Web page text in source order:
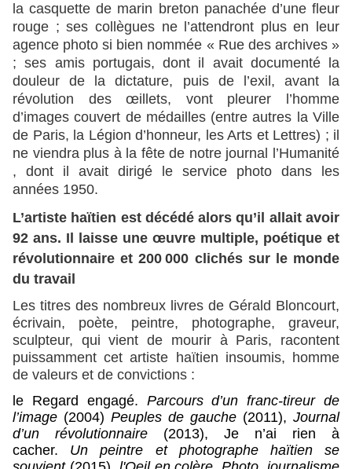
la casquette de marin breton panachée d’une fleur
rouge ; ses collègues ne l’attendront plus en leur
agence photo si bien nommée « Rue des archives »
; ses amis portugais, dont il avait documenté la
douleur de la dictature, puis de l’exil, avant la
révolution des œillets, vont pleurer l’homme
d’images couvert de médailles (entre autres la Ville
de Paris, la Légion d’honneur, les Arts et Lettres) ; il
ne viendra plus à la fête de notre journal l’Humanité
, dont il avait dirigé le service photo dans les
années 1950.
L’artiste haïtien est décédé alors qu’il allait avoir
92 ans. Il laisse une œuvre multiple, poétique et
révolutionnaire et 200 000 clichés sur le monde
du travail
Les titres des nombreux livres de Gérald Bloncourt,
écrivain, poète, peintre, photographe, graveur,
sculpteur, qui vient de mourir à Paris, racontent
puissamment cet artiste haïtien insoumis, homme
de valeurs et de convictions :
le Regard engagé. Parcours d’un franc-tireur de
l’image (2004) Peuples de gauche (2011), Journal
d’un révolutionnaire (2013), Je n’ai rien à
cacher. Un peintre et photographe haïtien se